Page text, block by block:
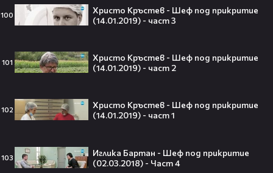
100
Христо Кръстев - Шеф под прикритие
(14.01.2019) - част 3
101
Христо Кръстев - Шеф под прикритие
(14.01.2019) - част 2
102
Христо Кръстев - Шеф под прикритие
(14.01.2019) - част 1
103
Иглика Бартан - Шеф под прикритие
(02.03.2018) - Част 4
Защо Ахил липсва от „Одисей“ на
Кристофър Нолън? Най-
в дискотека!" 👀💥